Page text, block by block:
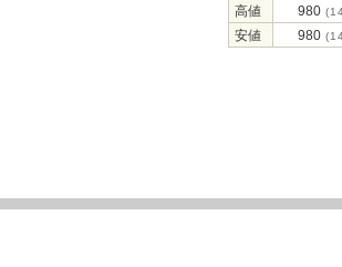
高値
980
安値 980